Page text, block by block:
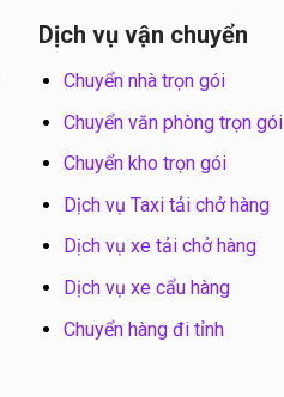
Dịch vụ vận chuyển
Chuyển nhà trọn gói
Chuyển văn phòng trọn gói
Chuyển kho trọn gói
Dịch vụ Taxi tải chở hàng
Dịch vụ xe tải chở hàng
Dịch vụ xe cẩu hàng
Chuyển hàng đi tỉnh